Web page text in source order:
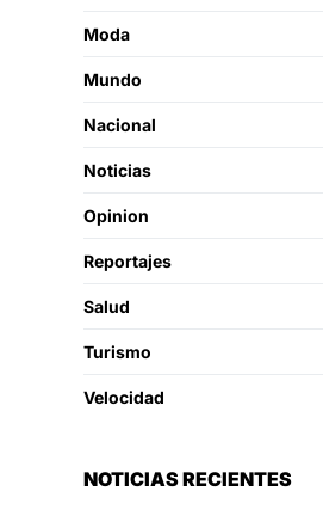
Moda
Mundo
Nacional
Noticias
Opinion
Reportajes
Salud
Turismo
Velocidad
NOTICIAS RECIENTES